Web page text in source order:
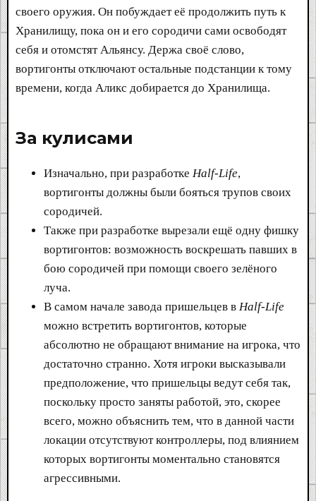
своего оружия. Он побуждает её продолжить путь к
Хранилищу, пока он и его сородичи сами освободят
себя и отомстят Альянсу. Держа своё слово,
вортигонты отключают остальные подстанции к тому
времени, когда Аликс добирается до Хранилища.
За кулисами​
Изначально, при разработке Half-Life,
вортигонты должны были бояться трупов своих
сородичей.
Также при разработке вырезали ещё одну фишку
вортигонтов: возможность воскрешать павших в
бою сородичей при помощи своего зелёного
луча.
В самом начале завода пришельцев в Half-Life
можно встретить вортигонтов, которые
абсолютно не обращают внимание на игрока, что
достаточно странно. Хотя игроки высказывали
предположение, что пришельцы ведут себя так,
поскольку просто заняты работой, это, скорее
всего, можно объяснить тем, что в данной части
локации отсутствуют контроллеры, под влиянием
которых вортигонты моментально становятся
агрессивными.